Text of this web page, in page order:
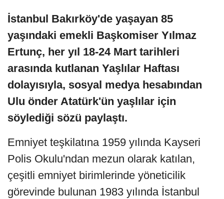
İstanbul Bakırköy'de yaşayan 85
yaşındaki emekli Başkomiser Yılmaz
Ertunç, her yıl 18-24 Mart tarihleri
arasında kutlanan Yaşlılar Haftası
dolayısıyla, sosyal medya hesabından
Ulu önder Atatürk'ün yaşlılar için
söylediği sözü paylaştı.
Emniyet teşkilatına 1959 yılında Kayseri
Polis Okulu'ndan mezun olarak katılan,
çeşitli emniyet birimlerinde yöneticilik
görevinde bulunan 1983 yılında İstanbul